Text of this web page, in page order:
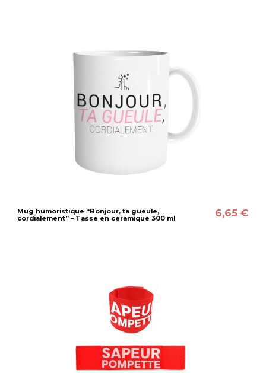
Mug humoristique “Bonjour, ta gueule,
cordialement” – Tasse en céramique 300 ml
6,65 €